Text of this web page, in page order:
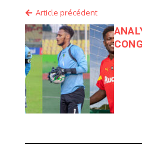
Article précédent